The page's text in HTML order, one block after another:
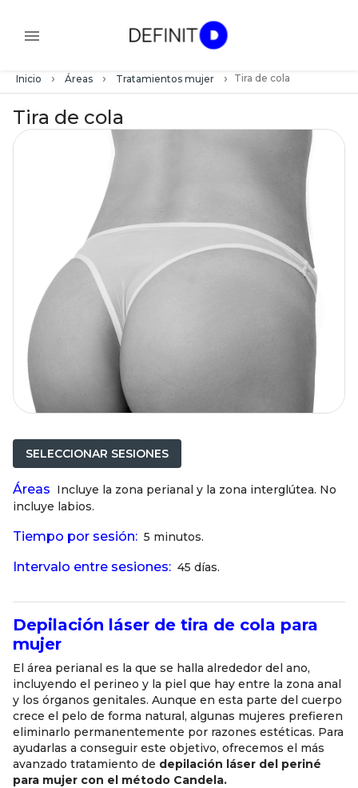
Inicio › Áreas › Tratamientos mujer › Tira de cola
Tira de cola
SELECCIONAR SESIONES
Áreas Incluye la zona perianal y la zona interglútea. No
incluye labios.
Tiempo por sesión: 5 minutos.
Intervalo entre sesiones: 45 días.
Depilación láser de tira de cola para
mujer
El área perianal es la que se halla alrededor del ano,
incluyendo el perineo y la piel que hay entre la zona anal
y los órganos genitales. Aunque en esta parte del cuerpo
crece el pelo de forma natural, algunas mujeres prefieren
eliminarlo permanentemente por razones estéticas. Para
ayudarlas a conseguir este objetivo, ofrecemos el más
avanzado tratamiento de depilación láser del periné
para mujer con el método Candela.